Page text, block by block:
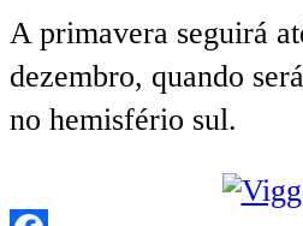
A primavera seguirá
dezembro, quando
no hemisfério sul.